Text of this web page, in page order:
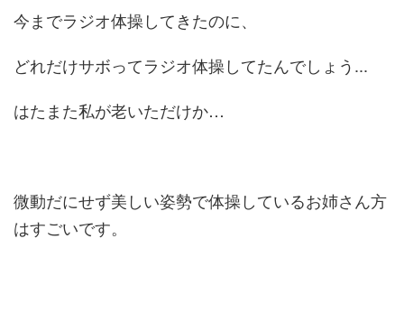
今までラジオ体操してきたのに、
どれだけサボってラジオ体操してたんでしょう...
はたまた私が老いただけか…
微動だにせず美しい姿勢で体操しているお姉さん方
はすごいです。